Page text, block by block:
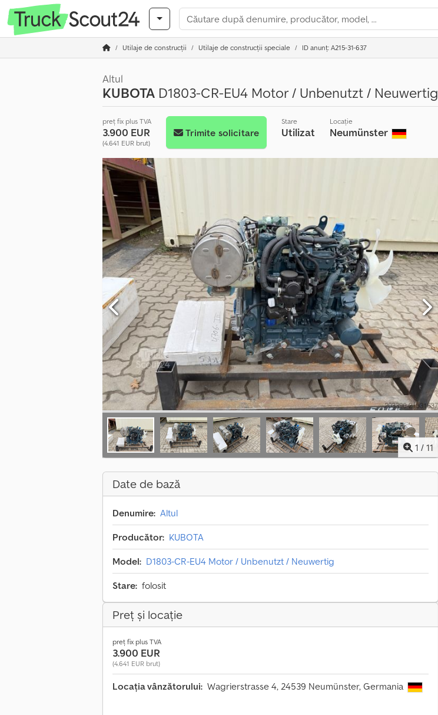
Utilaje de construcții Utilaje de construcții speciale ID anunț: A215-31-637
Altul
KUBOTA D1803-CR-EU4 Motor / Unbenutzt / Neuwertig
preț fix plus TVA
3.900 EUR
(4.641 EUR brut)
Trimite solicitare
Stare
Utilizat
Locație
Neumünster
1 / 11
Date de bază
Denumire: Altul
Producător: KUBOTA
Model: D1803-CR-EU4 Motor / Unbenutzt / Neuwertig
Stare: folosit
Preț și locație
preț fix plus TVA
3.900 EUR
(4.641 EUR brut)
Locația vânzătorului: Wagrierstrasse 4, 24539 Neumünster, Germania